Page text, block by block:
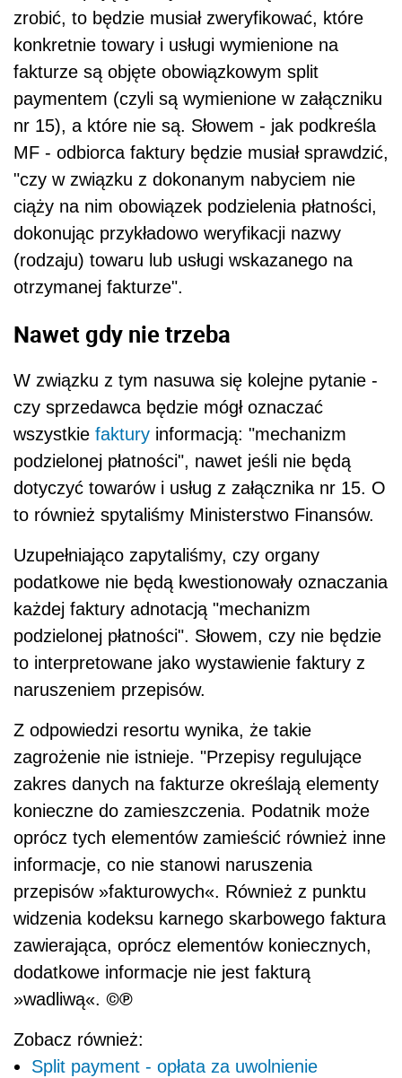
zrobić, to będzie musiał zweryfikować, które
konkretnie towary i usługi wymienione na
fakturze są objęte obowiązkowym split
paymentem (czyli są wymienione w załączniku
nr 15), a które nie są. Słowem - jak podkreśla
MF - odbiorca faktury będzie musiał sprawdzić,
"czy w związku z dokonanym nabyciem nie
ciąży na nim obowiązek podzielenia płatności,
dokonując przykładowo weryfikacji nazwy
(rodzaju) towaru lub usługi wskazanego na
otrzymanej fakturze".
Nawetgdy nietrzeba
W związku z tym nasuwa się kolejne pytanie -
czy sprzedawca będzie mógł oznaczać
wszystkie faktury informacją: "mechanizm
podzielonej płatności", nawet jeśli nie będą
dotyczyć towarów i usług z załącznika nr 15. O
to również spytaliśmy Ministerstwo Finansów.
Uzupełniająco zapytaliśmy, czy organy
podatkowe nie będą kwestionowały oznaczania
każdej faktury adnotacją "mechanizm
podzielonej płatności". Słowem, czy nie będzie
to interpretowane jako wystawienie faktury z
naruszeniem przepisów.
Z odpowiedzi resortu wynika, że takie
zagrożenie nie istnieje. "Przepisy regulujące
zakres danych na fakturze określają elementy
konieczne do zamieszczenia. Podatnik może
oprócz tych elementów zamieścić również inne
informacje, co nie stanowi naruszenia
przepisów »fakturowych«. Również z punktu
widzenia kodeksu karnego skarbowego faktura
zawierająca, oprócz elementów koniecznych,
dodatkowe informacje nie jest fakturą
»wadliwą«. ©℗
Zobacz również:
Split payment - opłata za uwolnienie